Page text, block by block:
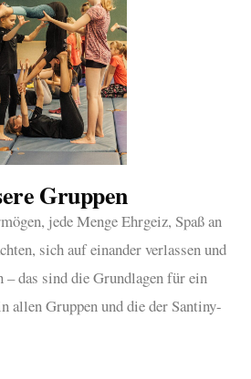
Gruppen
jede Menge Ehrgeiz, Spaß an
sich auf einander verlassen und
– das sind die Grundlagen für ein
allen Gruppen und die der Santiny-